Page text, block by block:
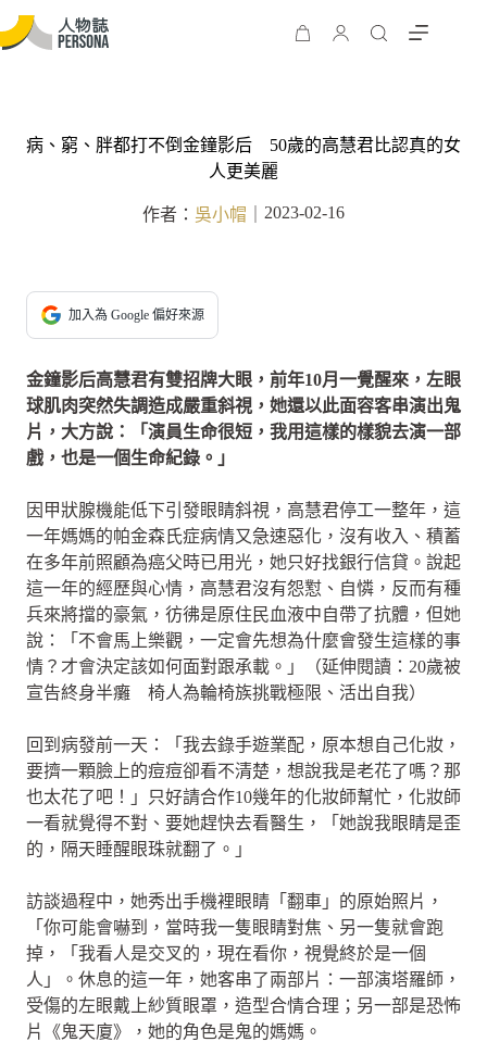
病、窮、胖都打不倒金鐘影后 50歲的高慧君比認真的女
人更美麗
作者： 吳小帽 2023-02-16
加入為 Google 偏好來源
金鐘影后高慧君有雙招牌大眼，前年10月一覺醒來，左眼
球肌肉突然失調造成嚴重斜視，她還以此面容客串演出鬼
片，大方說：「演員生命很短，我用這樣的樣貌去演一部
戲，也是一個生命紀錄。」
因甲狀腺機能低下引發眼睛斜視，高慧君停工一整年，這
一年媽媽的帕金森氏症病情又急速惡化，沒有收入、積蓄
在多年前照顧為癌父時已用光，她只好找銀行信貸。說起
這一年的經歷與心情，高慧君沒有怨懟、自憐，反而有種
兵來將擋的豪氣，彷彿是原住民血液中自帶了抗體，但她
說：「不會馬上樂觀，一定會先想為什麼會發生這樣的事
情？才會決定該如何面對跟承載。」（延伸閱讀：20歲被
宣告終身半癱 椅人為輪椅族挑戰極限、活出自我）
回到病發前一天：「我去錄手遊業配，原本想自己化妝，
要擠一顆臉上的痘痘卻看不清楚，想說我是老花了嗎？那
也太花了吧！」只好請合作10幾年的化妝師幫忙，化妝師
一看就覺得不對、要她趕快去看醫生，「她說我眼睛是歪
的，隔天睡醒眼珠就翻了。」
訪談過程中，她秀出手機裡眼睛「翻車」的原始照片，
「你可能會嚇到，當時我一隻眼睛對焦、另一隻就會跑
掉，「我看人是交叉的，現在看你，視覺終於是一個
人」。休息的這一年，她客串了兩部片：一部演塔羅師，
受傷的左眼戴上紗質眼罩，造型合情合理；另一部是恐怖
片《鬼天廈》，她的角色是鬼的媽媽。